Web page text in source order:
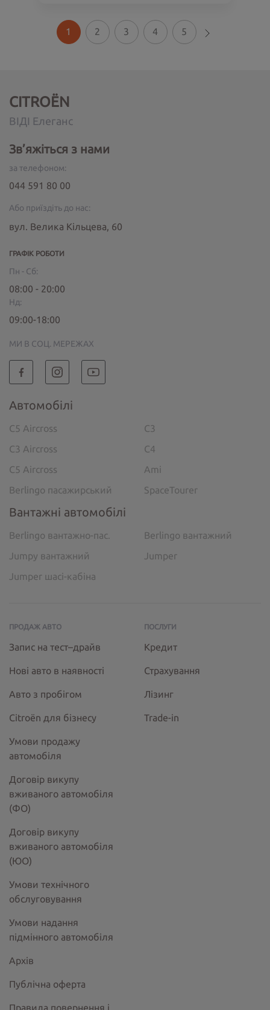
1 2 3 4 5
CITROËN
ВІДІ Елеганс
Зв’яжіться з нами
за телефоном:
044 591 80 00
Або приїздіть до нас:
вул. Велика Кільцева, 60
ГРАФІК РОБОТИ
Пн - Сб:
08:00 - 20:00
Нд:
09:00-18:00
МИ В СОЦ. МЕРЕЖАХ
Автомобілі
C5 Aircross
C3
C3 Aircross
C4
C5 Aircross
Ami
Berlingo пасажирський
SpaceTourer
Вантажні автомобілі
Berlingo вантажно-пас.
Berlingo вантажний
Jumpy вантажний
Jumper
Jumper шасі-кабіна
ПРОДАЖ АВТО
Запис на тест–драйв
Нові авто в наявності
Авто з пробігом
Citroёn для бізнесу
Умови продажу
автомобіля
Договір викупу
вживаного автомобіля
(ФО)
Договір викупу
вживаного автомобіля
(ЮО)
Умови технічного
обслуговування
Умови надання
підмінного автомобіля
Архів
Публічна оферта
Правила повернення і
ПОСЛУГИ
Кредит
Страхування
Лізинг
Trade-in